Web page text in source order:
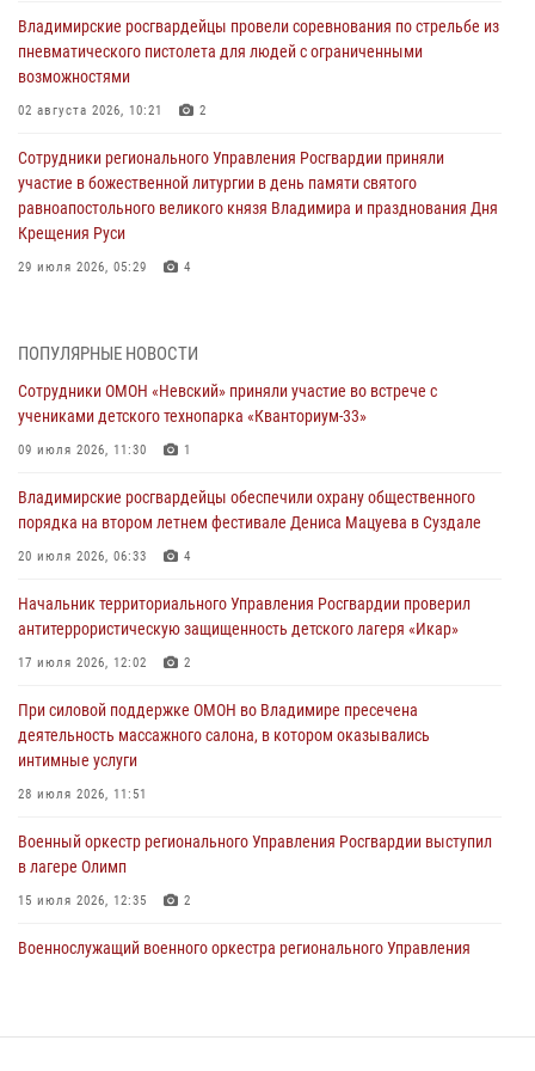
Владимирские росгвардейцы провели соревнования по стрельбе из
пневматического пистолета для людей с ограниченными
возможностями
02 августа 2026, 10:21 2
Сотрудники регионального Управления Росгвардии приняли
участие в божественной литургии в день памяти святого
равноапостольного великого князя Владимира и празднования Дня
Крещения Руси
29 июля 2026, 05:29 4
интимные услуги
28 июля 2026, 11:51
Во Владимирcкой области открыли профильную Росгвардейскую
27 июля 2026, 16:43 2
Владимирские росгвардейцы обеспечили охрану общественного
20 июля 2026, 06:33 4
Военнослужащий военного оркестра регионального Управления
105-летию Центрального округа
19 июля 2026, 11:17 7
Начальник территориального Управления Росгвардии проверил
17 июля 2026, 12:02 2
ПОПУЛЯРНЫЕ НОВОСТИ
Сотрудники ОМОН «Невский» приняли участие во встрече с
учениками детского технопарка «Кванториум-33»
09 июля 2026, 11:30 1
Владимирские росгвардейцы обеспечили охрану общественного
порядка на втором летнем фестивале Дениса Мацуева в Суздале
20 июля 2026, 06:33 4
Начальник территориального Управления Росгвардии проверил
антитеррористическую защищенность детского лагеря «Икар»
17 июля 2026, 12:02 2
При силовой поддержке ОМОН во Владимире пресечена
деятельность массажного салона, в котором оказывались
интимные услуги
28 июля 2026, 11:51
Военный оркестр регионального Управления Росгвардии выступил
в лагере Олимп
15 июля 2026, 12:35 2
Военнослужащий военного оркестра регионального Управления